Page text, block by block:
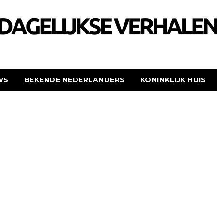
BEKENDE NEDERLANDERS KONINKLIJK HUIS